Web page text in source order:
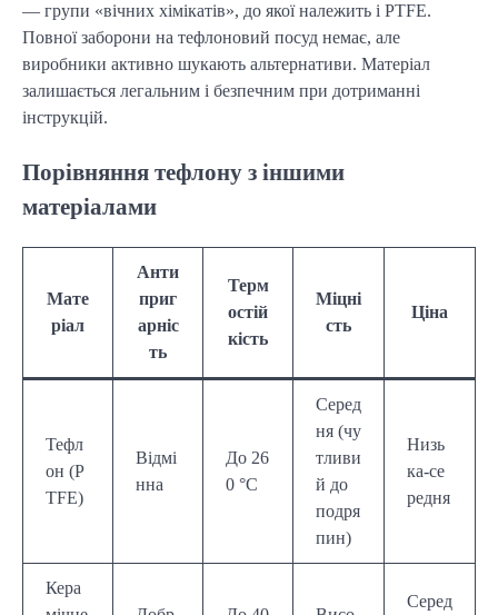
— групи «вічних хімікатів», до якої належить і PTFE.
Повної заборони на тефлоновий посуд немає, але
виробники активно шукають альтернативи. Матеріал
залишається легальним і безпечним при дотриманні
інструкцій.
Порівняння тефлону з іншими
матеріалами
Мате
ріал
Анти
приг
арніс
ть
Терм
остій
кість
Міцні
сть
Ціна
Тефл
он (P
TFE)
Відмі
нна
До 26
0 °C
Серед
ня (чу
тливи
й до
подря
пин)
Низь
ка-се
редня
Кера
Серед